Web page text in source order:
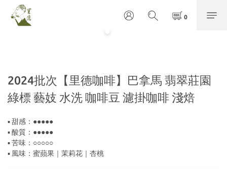
2024批次【里德咖啡】巴拿馬 翡翠莊園
綠標 藝妓 水洗 咖啡豆 濾掛咖啡 淺焙
▪ 甜感：●●●●●
▪ 酸質：●●●●●
▪ 苦味：○○○○○
▪ 風味：蜜蘋果｜茉莉花｜杏桃